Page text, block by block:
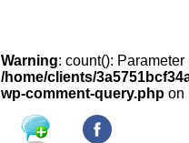
Warning: count():
/home/clients/
wp-comment-query.php on